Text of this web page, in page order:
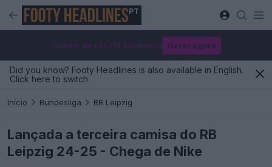
PT
Criador de kits FM em massa Gerar agora
Did you know? Footy Headlines is also available in English.
Click here to switch.
Início Bundesliga RB Leipzig
Lançada a terceira camisa do RB
Leipzig 24-25 - Chega de Nike